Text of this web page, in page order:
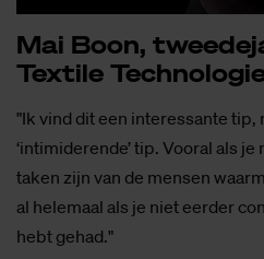
Mai Boon,
Tex­ti­le
"Ik vind dit een interessante tip,
‘intimiderende’ tip. Vooral als
taken zijn van de mensen
al helemaal als je niet eerder
hebt gehad."